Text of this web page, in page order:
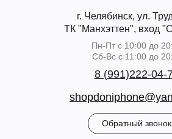
г. Челябинск, ул.
ТК "Манхэттен", вход
Пн-Пт с 10:00 до
Сб-Вс с 11:00 до
Обратный звонок
8 (991)222-04-